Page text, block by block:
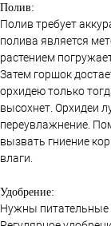
Полив:
Полив требует
полива является
растением
Затем горшок
орхидею только
высохнет. Орхидеи
переувлажнение.
вызвать гниение
влаги.
Удобрение:
Нужны питательные